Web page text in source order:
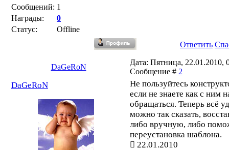
Сообщений: 1
Награды:
0
Статус:
Offline
Ответить
DaGeRoN
Дата: Пятница, 22.01.2010,
Сообщение # 2
DaGeRoN
Не пользуйтесь
если не знаете как с ним
обращаться. Теперь всё
можно так сказать,
либо вручную, либо
переустановка шаблона.
22.01.2010